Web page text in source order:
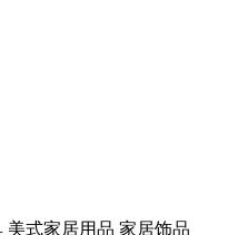
式家居用品 家居饰品